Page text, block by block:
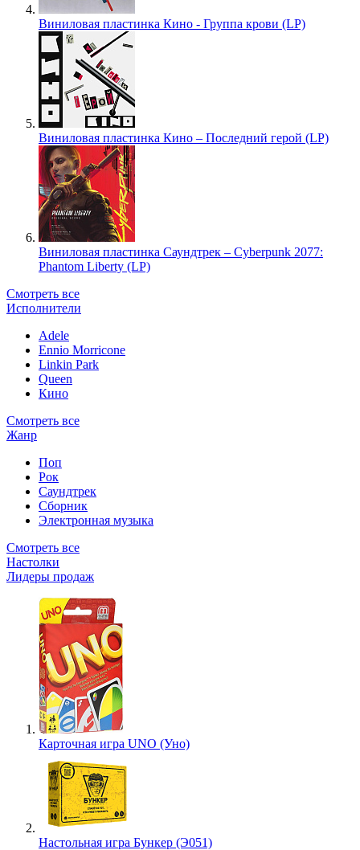
Виниловая пластинка Кино - Группа крови (LP)
Виниловая пластинка Кино – Последний герой (LP)
Виниловая пластинка Саундтрек – Cyberpunk 2077:
Phantom Liberty (LP)
Смотреть все
Исполнители
Adele
Ennio Morricone
Linkin Park
Queen
Кино
Смотреть все
Жанр
Поп
Рок
Саундтрек
Сборник
Электронная музыка
Смотреть все
Настолки
Лидеры продаж
Карточная игра UNO (Уно)
Настольная игра Бункер (Э051)